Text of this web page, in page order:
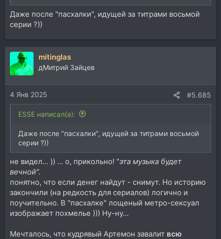
Даже после "пасхалки", идущей за титрами восьмой
серии ?))
mitinglas
дМитрий Зайцев
4 Янв 2025 #5.685
ESSE написал(а):
Даже после "пасхалки", идущей за титрами восьмой
серии ?))
не видел... )) ... о, прикольно! "эта музыка будет
вечной".
понятно, что если денег найдут - снимут. Но историю
закончили (на редкость для сериалов) логично и
поучительно. В "пасхалке" лощеный метро-сексуал
изображает похмелье ))) Ну-ну...
Мечталось, что кудрявый Артемон завалит всю